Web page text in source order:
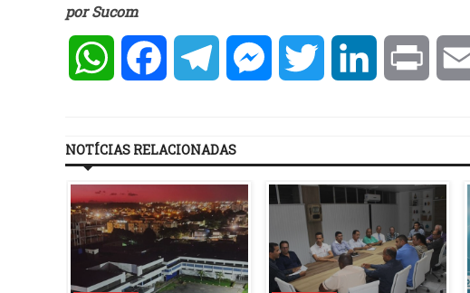
por Sucom
WhatsAppFacebookTelegramMessengerTwitter LinkedInPrint
NOTÍCIAS RELACIONADAS